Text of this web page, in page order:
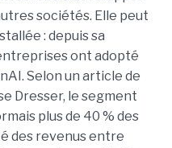
sociétés. Elle peut
: depuis sa
ont adopté
Selon un article de
Dresser, le segment
plus de 40 % des
des revenus entre